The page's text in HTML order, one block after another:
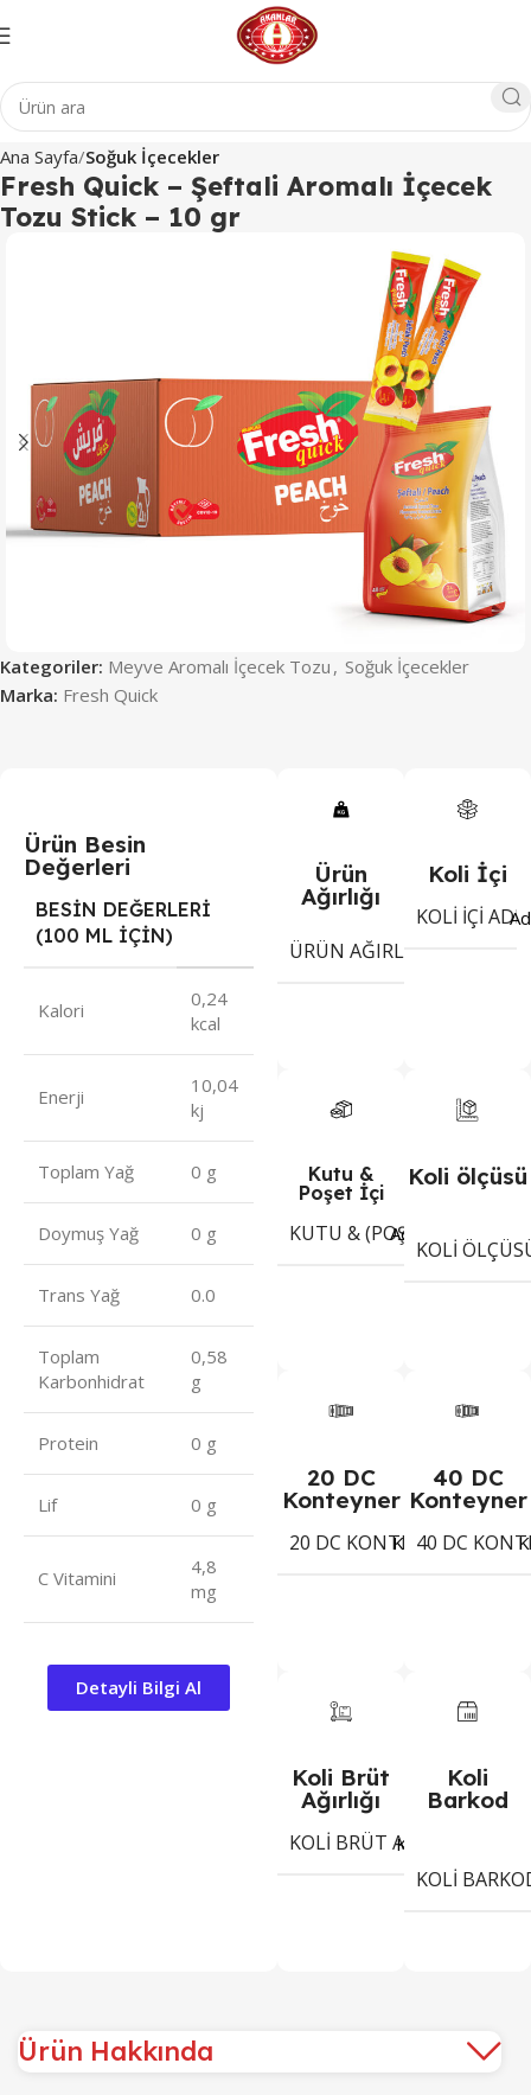
Ana Sayfa Soğuk İçecekler
Fresh Quick – Şeftali Aromalı İçecek
Tozu Stick – 10 gr
Kategoriler: Meyve Aromalı İçecek Tozu , Soğuk İçecekler
Marka: Fresh Quick
Ürün Besin
Değerleri
BESİN DEĞERLERİ
(100 ML İÇİN)
Kalori
0,24
kcal
Enerji
10,04
kj
Toplam Yağ 0 g
Doymuş Yağ 0 g
Trans Yağ 0.0
Toplam
Karbonhidrat
0,58
g
Protein 0 g
Lif 0 g
C Vitamini
4,8
mg
Detayli Bilgi Al
Ürün
Ağırlığı
ÜRÜN AĞIRLIĞI
Koli İçi
KOLI İÇI
Kutu &
Poşet İçi
KUTU & (POŞET) İÇI ADET
Adet
Koli ölçüsü
KOLI
20 DC
Konteyner
20 DC KONTEYNER 1037
Koli
40 DC
Konteyner
40 DC
Koli Brüt
Ağırlığı
KOLI BRÜT AĞIRLIĞI
Kg
Koli
Barkod
KOLI
Ürün Hakkında